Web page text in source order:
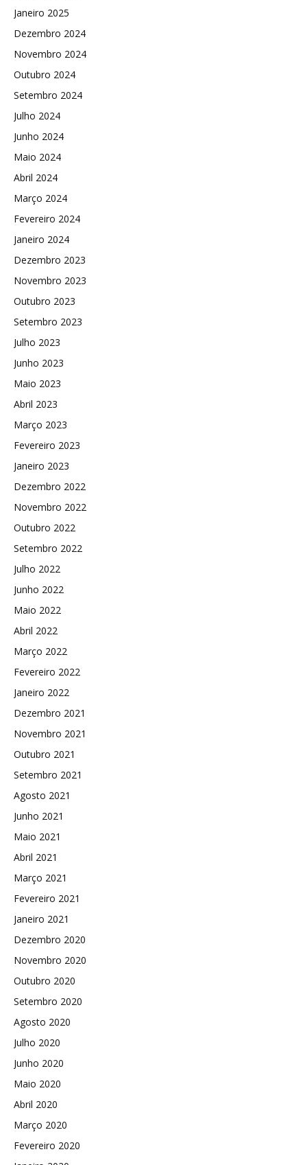
Janeiro 2025
Dezembro 2024
Novembro 2024
Outubro 2024
Setembro 2024
Julho 2024
Junho 2024
Maio 2024
Abril 2024
Março 2024
Fevereiro 2024
Janeiro 2024
Dezembro 2023
Novembro 2023
Outubro 2023
Setembro 2023
Julho 2023
Junho 2023
Maio 2023
Abril 2023
Março 2023
Fevereiro 2023
Janeiro 2023
Dezembro 2022
Novembro 2022
Outubro 2022
Setembro 2022
Julho 2022
Junho 2022
Maio 2022
Abril 2022
Março 2022
Fevereiro 2022
Janeiro 2022
Dezembro 2021
Novembro 2021
Outubro 2021
Setembro 2021
Agosto 2021
Junho 2021
Maio 2021
Abril 2021
Março 2021
Fevereiro 2021
Janeiro 2021
Dezembro 2020
Novembro 2020
Outubro 2020
Setembro 2020
Agosto 2020
Julho 2020
Junho 2020
Maio 2020
Abril 2020
Março 2020
Fevereiro 2020